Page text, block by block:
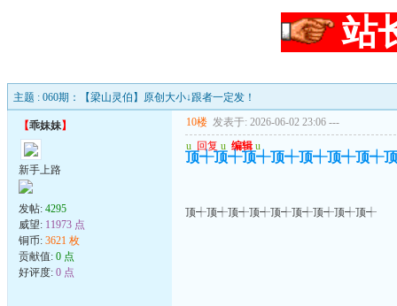
站
主题 : 060期：【梁山灵伯】原创大小↓跟者一定发！
【乖妹妹】
新手上路
发帖: 4295
威望: 11973 点
铜币: 3621 枚
贡献值: 0 点
好评度: 0 点
10楼 发表于: 2026-06-02 23:06 ---
u 回复 u 编辑 u
顶┽顶┽顶┽顶┽顶┽顶┽顶┽
顶┽顶┽顶┽顶┽顶┽顶┽顶┽顶┽顶┽